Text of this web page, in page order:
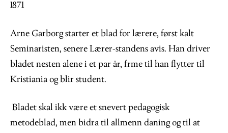
1871
Arne Garborg starter et blad for lærere, først kalt
Seminaristen, senere Lærer-standens avis. Han driver
bladet nesten alene i et par år, frme til han flytter til
Kristiania og blir student.
Bladet skal ikk være et snevert pedagogisk
metodeblad, men bidra til allmenn daning og til at